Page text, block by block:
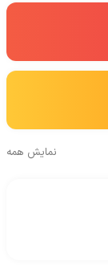
نمایش همه